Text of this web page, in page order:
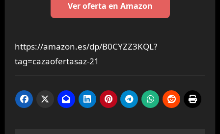
Ver oferta en Amazon
https://amazon.es/dp/B0CYZZ3KQL?
tag=cazaofertasaz-21